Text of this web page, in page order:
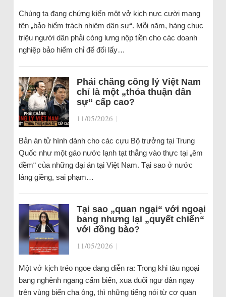
Chúng ta đang chứng kiến một vở kịch nực cười mang
tên „bảo hiểm trách nhiệm dân sự“. Mỗi năm, hàng chục
triệu người dân phải còng lưng nộp tiền cho các doanh
nghiệp bảo hiểm chỉ để đổi lấy…
Phải chăng công lý Việt Nam
chỉ là một „thỏa thuận dân
sự“ cấp cao?
11/05/2026 |
Bản án tử hình dành cho các cựu Bộ trưởng tại Trung
Quốc như một gáo nước lạnh tạt thẳng vào thực tại „êm
đềm“ của những đại án tại Việt Nam. Tại sao ở nước
láng giềng, sai phạm…
Tại sao „quan ngại“ với ngoại
bang nhưng lại „quyết chiến“
với đồng bào?
11/05/2026 |
Một vở kịch tréo ngoe đang diễn ra: Trong khi tàu ngoại
bang nghênh ngang cấm biển, xua đuổi ngư dân ngay
trên vùng biển cha ông, thì những tiếng nói từ cơ quan